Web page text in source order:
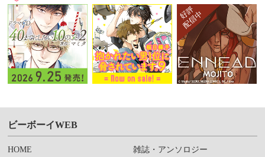
ビーボーイWEB
HOME
雑誌・アンソロジー